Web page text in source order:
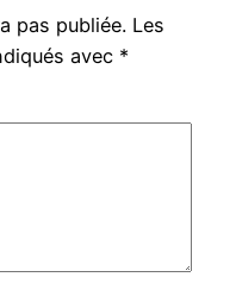
pas publiée. Les
avec *